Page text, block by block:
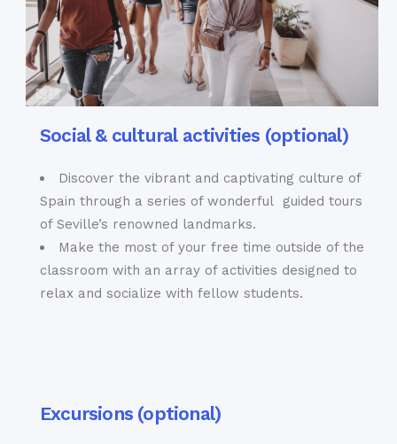
Social & cultural activities (optional)
Discover the vibrant and captivating culture of
Spain through a series of wonderful guided tours
of Seville’s renowned landmarks.
Make the most of your free time outside of the
classroom with an array of activities designed to
relax and socialize with fellow students.
Excursions (optional)